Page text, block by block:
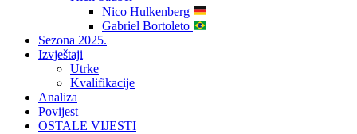
Nico Hulkenberg
Gabriel Bortoleto
Sezona 2025.
Izvještaji
Utrke
Kvalifikacije
Analiza
Povijest
OSTALE VIJESTI